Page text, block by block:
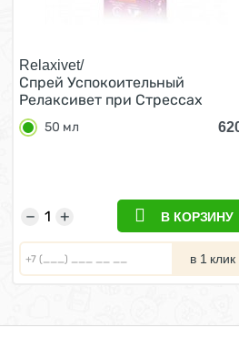
Relaxivet/
Спрей Успокоительный
Релаксивет при Стрессах
Страхах и Возбуждении у
и собак 50 мл
50 мл
+
− В КОРЗИНУ
в 1 клик